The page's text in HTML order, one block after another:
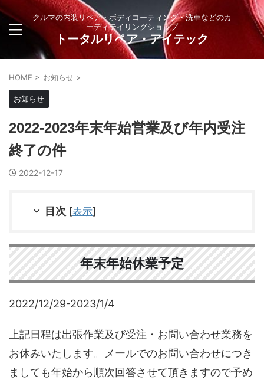
クルマの内装リペア・ボディコーティング・洗車などのカ
ーディテイリングショップ
トータルリペア・アイテック
HOME > お知らせ >
お知らせ
2022-2023年末年始営業及び年内受注
終了の件
2022-12-17
目次 [表示]
年末年始休業予定
2022/12/29-2023/1/4
上記日程は出張作業及び受注・お問い合わせ業務を
お休みいたします。メールでのお問い合わせにつき
ましても年始から順次回答させて頂きますので予め